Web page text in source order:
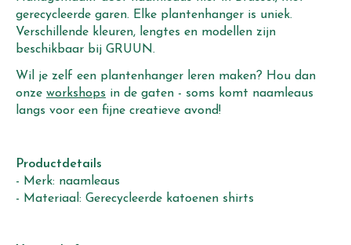
gerecycleerde garen. Elke plantenhanger is uniek.
Verschillende kleuren, lengtes en modellen zijn
beschikbaar bij GRUUN.
Wil je zelf een plantenhanger leren maken? Hou dan
onze workshops in de gaten - soms komt naamleaus
langs voor een fijne creatieve avond!
Productdetails
- Merk: naamleaus
- Materiaal: Gerecycleerde katoenen shirts